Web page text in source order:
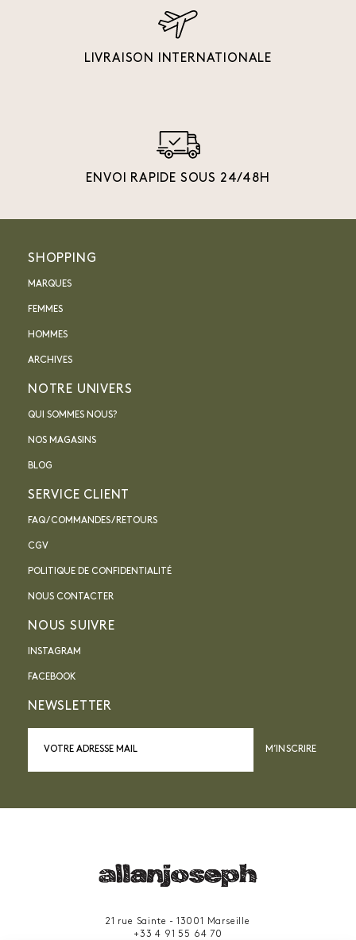
LIVRAISON INTERNATIONALE
ENVOI RAPIDE SOUS 24/48H
SHOPPING
MARQUES
FEMMES
HOMMES
ARCHIVES
NOTRE UNIVERS
QUI SOMMES NOUS?
NOS MAGASINS
BLOG
SERVICE CLIENT
FAQ / COMMANDES / RETOURS
CGV
POLITIQUE DE CONFIDENTIALITÉ
NOUS CONTACTER
NOUS SUIVRE
INSTAGRAM
FACEBOOK
NEWSLETTER
M’INSCRIRE
21 rue Sainte - 13001 Marseille
+33 4 91 55 64 70